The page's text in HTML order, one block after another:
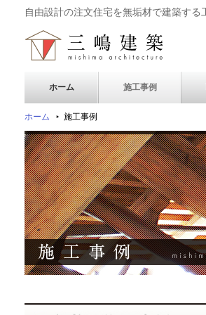
自由設計の注文住宅を無垢材で建築する
ホーム 施工事例
ホーム 施工事例